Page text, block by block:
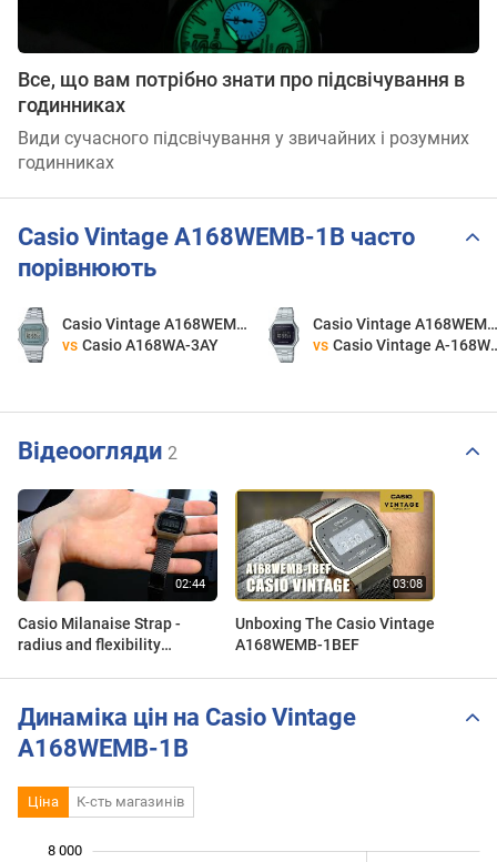
Все, що вам потрібно знати про підсвічування в
годинниках
Види сучасного підсвічування у звичайних і розумних
годинниках
Casio Vintage A168WEMB-1B часто
порівнюють
Casio Vintage A168WEMB-1B
vs Casio A168WA-3AY
Casio Vintage
vs Casio Vintage A-168WEM-1
Відеоогляди 2
Casio Milanaise Strap -
radius and flexibility
A700WE
Unboxing The Casio Vintage
A168WEMB-1BEF
Динаміка цін на Casio Vintage
A168WEMB-1B
Ціна К-сть магазинів
8 000